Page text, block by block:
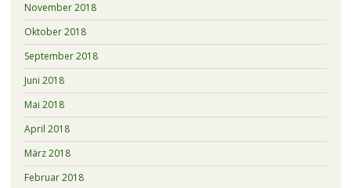
November 2018
Oktober 2018
September 2018
Juni 2018
Mai 2018
April 2018
März 2018
Februar 2018